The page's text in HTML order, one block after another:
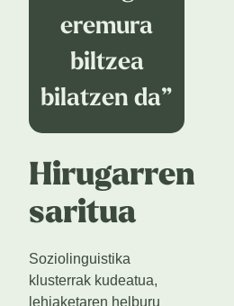
eremura
biltzea
bilatzen da”
Hirugarren
saritua
Soziolinguistika
klusterrak kudeatua,
lehiaketaren helburu